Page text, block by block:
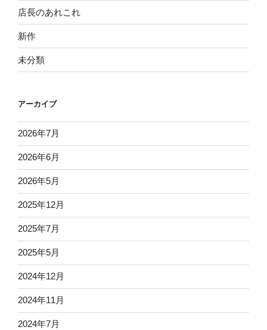
店長のあれこれ
新作
未分類
アーカイブ
2026年7月
2026年6月
2026年5月
2025年12月
2025年7月
2025年5月
2024年12月
2024年11月
2024年7月